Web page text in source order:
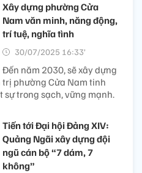
Xây dựng phường Cửa
Nam văn minh, năng động,
trí tuệ, nghĩa tình
30/07/2025 16:33’
Đến năm 2030, sẽ xây dựng
phường Cửa Nam tinh
sự trong sạch, vững mạnh.
Tiến tới Đại hội Đảng XIV:
Quảng Ngãi xây dựng đội
ngũ cán bộ “7 dám, 7
không”